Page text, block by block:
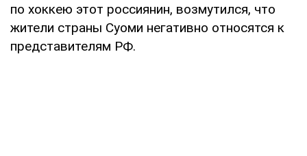
по хоккею этот россиянин, возмутился, что
жители страны Суоми негативно относятся к
представителям РФ.